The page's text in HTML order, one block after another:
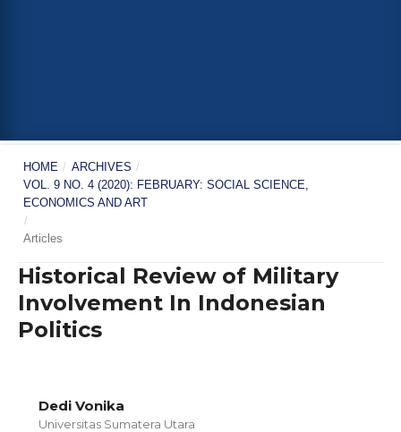
HOME / ARCHIVES /
VOL. 9 NO. 4 (2020): FEBRUARY: SOCIAL SCIENCE,
ECONOMICS AND ART
/
Articles
Historical Review of Military
Involvement In Indonesian
Politics
Dedi Vonika
Universitas Sumatera Utara